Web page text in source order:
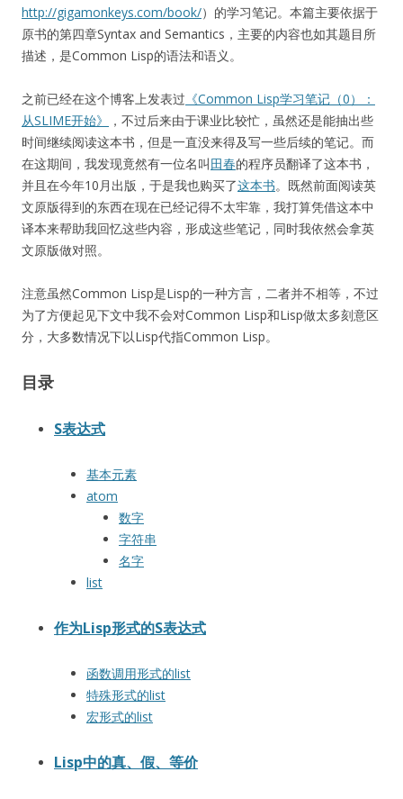
http://gigamonkeys.com/book/）的学习笔记。本篇主要依据于
原书的第四章Syntax and Semantics，主要的内容也如其题目所
描述，是Common Lisp的语法和语义。
之前已经在这个博客上发表过 《Common Lisp学习笔记（0）：
从SLIME开始》
，不过后来由于课业比较忙，虽然还是能抽出些
时间继续阅读这本书，但是一直没来得及写一些后续的笔记。而
在这期间，我发现竟然有一位名叫田春的程序员翻译了这本书，
并且在今年10月出版，于是我也购买了这本书。既然前面阅读英
文原版得到的东西在现在已经记得不太牢靠，我打算凭借这本中
译本来帮助我回忆这些内容，形成这些笔记，同时我依然会拿英
文原版做对照。
注意虽然Common Lisp是Lisp的一种方言，二者并不相等，不过
为了方便起见下文中我不会对Common Lisp和Lisp做太多刻意区
分，大多数情况下以Lisp代指Common Lisp。
目录
S表达式
基本元素
atom
数字
字符串
名字
list
作为Lisp形式的S表达式
函数调用形式的list
特殊形式的list
宏形式的list
Lisp中的真、假、等价